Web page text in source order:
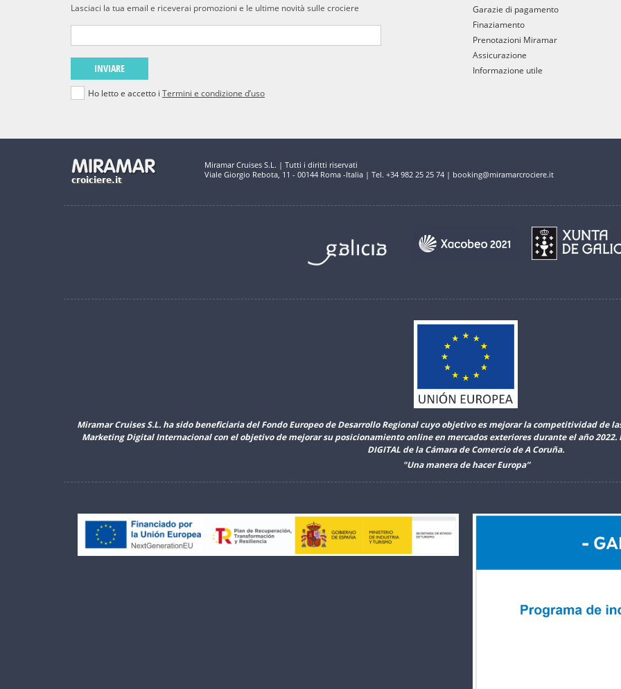
Lasciaci la tua email e riceverai promozioni e le ultime novità sulle crociere
INVIARE
Ho letto e accetto i Termini e condizione d’uso
Garazie di pagamento
Finaziamento
Prenotazioni Miramar
Assicurazione
Informazione utile
Miramar Cruises S.L. | Tutti i diritti riservati
Viale Giorgio Rebota, 11 - 00144 Roma -Italia | Tel. +34 982 25 25 74 | booking@miramarcrociere.it
Miramar Cruises S.L. ha sido beneficiaria del Fondo Europeo de Desarrollo Regional cuyo objetivo es mejorar la competitividad de
Marketing Digital Internacional con el objetivo de mejorar su posicionamiento online en mercados exteriores durante el año 2022.
DIGITAL de la Cámara de Comercio de A Coruña.
"Una manera de hacer Europa”